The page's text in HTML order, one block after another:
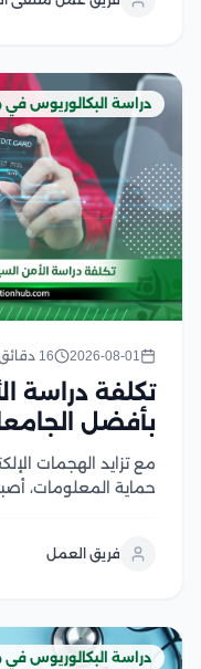
ويشهد هذا التخصص
دراسة البكالوريوس
2026-08-01 16 دقائق قراءة
تكلفة دراسة
بأفضل الجامعات
مع تزايد الهجمات
حماية المعلومات،
يجعل اتخاذ القرار
فريق العمل
دراسة البكالوريوس